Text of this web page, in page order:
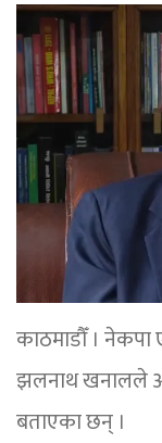
काठमाडौँ ।
झलनाथ खनालले
बताएका छन् ।